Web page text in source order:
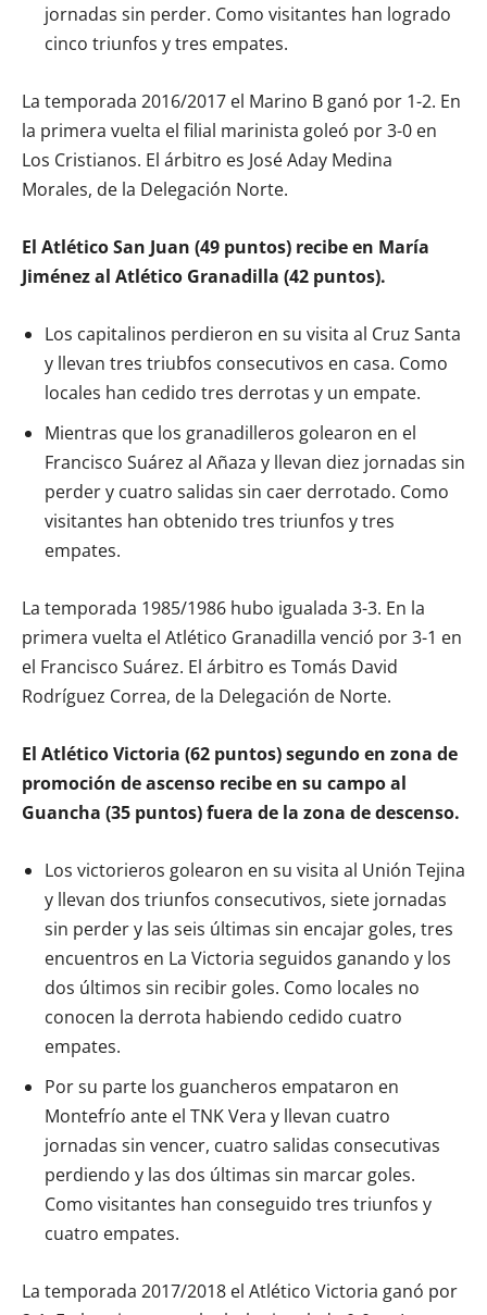
jornadas sin perder. Como visitantes han logrado
cinco triunfos y tres empates.
La temporada 2016/2017 el Marino B ganó por 1-2. En
la primera vuelta el filial marinista goleó por 3-0 en
Los Cristianos. El árbitro es José Aday Medina
Morales, de la Delegación Norte.
El Atlético San Juan (49 puntos) recibe en María
Jiménez al Atlético Granadilla (42 puntos).
Los capitalinos perdieron en su visita al Cruz Santa
y llevan tres triubfos consecutivos en casa. Como
locales han cedido tres derrotas y un empate.
Mientras que los granadilleros golearon en el
Francisco Suárez al Añaza y llevan diez jornadas sin
perder y cuatro salidas sin caer derrotado. Como
visitantes han obtenido tres triunfos y tres
empates.
La temporada 1985/1986 hubo igualada 3-3. En la
primera vuelta el Atlético Granadilla venció por 3-1 en
el Francisco Suárez. El árbitro es Tomás David
Rodríguez Correa, de la Delegación de Norte.
El Atlético Victoria (62 puntos) segundo en zona de
promoción de ascenso recibe en su campo al
Guancha (35 puntos) fuera de la zona de descenso.
Los victorieros golearon en su visita al Unión Tejina
y llevan dos triunfos consecutivos, siete jornadas
sin perder y las seis últimas sin encajar goles, tres
encuentros en La Victoria seguidos ganando y los
dos últimos sin recibir goles. Como locales no
conocen la derrota habiendo cedido cuatro
empates.
Por su parte los guancheros empataron en
Montefrío ante el TNK Vera y llevan cuatro
jornadas sin vencer, cuatro salidas consecutivas
perdiendo y las dos últimas sin marcar goles.
Como visitantes han conseguido tres triunfos y
cuatro empates.
La temporada 2017/2018 el Atlético Victoria ganó por